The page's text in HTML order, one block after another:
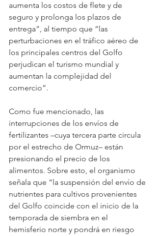
aumenta los costos de flete y de
seguro y prolonga los plazos de
entrega”, al tiempo que “las
perturbaciones en el tráfico aéreo de
los principales centros del Golfo
perjudican el turismo mundial y
aumentan la complejidad del
comercio”.
Como fue mencionado, las
interrupciones de los envíos de
fertilizantes –cuya tercera parte circula
por el estrecho de Ormuz– están
presionando el precio de los
alimentos. Sobre esto, el organismo
señala que “la suspensión del envío de
nutrientes para cultivos provenientes
del Golfo coincide con el inicio de la
temporada de siembra en el
hemisferio norte y pondrá en riesgo